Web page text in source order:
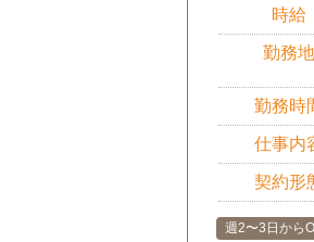
時給
勤務地
勤務時
仕事内
契約形
週2〜3日から